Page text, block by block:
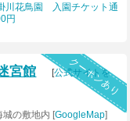
川花鳥園 入園チケット通
円
クーポンあり
宮館 [公式サイトを
城の敷地内 [GoogleMap]